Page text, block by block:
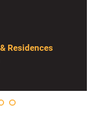
Residences